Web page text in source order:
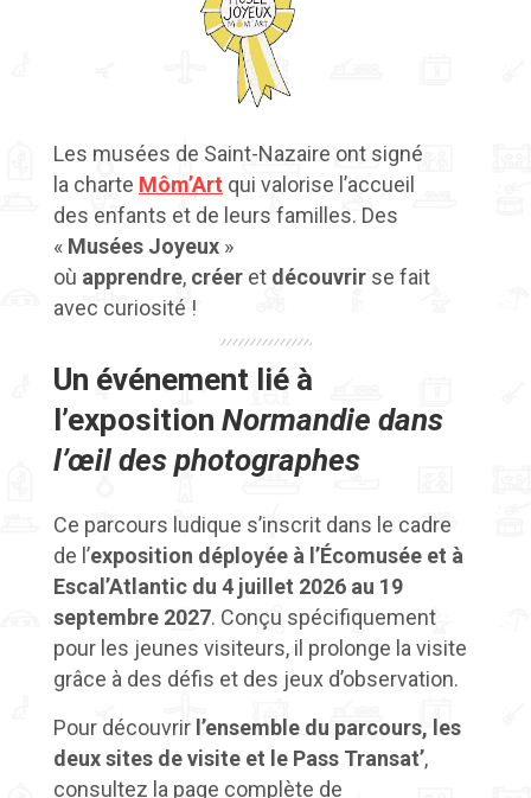
Les musées de Saint-Nazaire ont signé
la charte Môm’Art qui valorise l’accueil
des enfants et de leurs familles. Des
« Musées Joyeux »
où apprendre, créer et découvrir se fait
avec curiosité !
Un événement lié à
l’exposition Normandie dans
l’œil des photographes
Ce parcours ludique s’inscrit dans le cadre
de l’exposition déployée à l’Écomusée et à
Escal’Atlantic du 4 juillet 2026 au 19
septembre 2027. Conçu spécifiquement
pour les jeunes visiteurs, il prolonge la visite
grâce à des défis et des jeux d’observation.
Pour découvrir l’ensemble du parcours, les
deux sites de visite et le Pass Transat’,
consultez la page complète de